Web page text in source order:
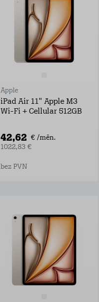
Apple
iPad Air 11" Apple M3
Wi-Fi + Cellular 512GB
42,62 € /mēn.
1022,83 €
bez PVN